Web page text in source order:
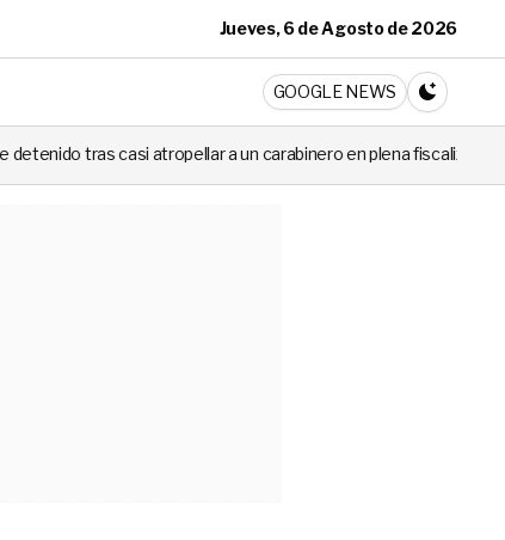
Jueves, 6 de Agosto de 2026
GOOGLE NEWS
CAMBIA A
a un carabinero en plena fiscalización Cortes de